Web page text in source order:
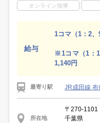
オンライン指導
給与
1コマ（1：2
※1コマ（1：
1,140円
最寄り駅 JR成田線 布
所在地
〒270-1101
千葉県